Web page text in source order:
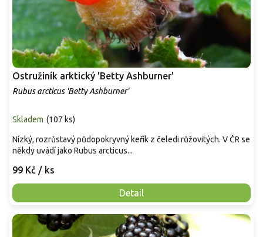
Ostružiník arktický 'Betty Ashburner'
Rubus arcticus 'Betty Ashburner'
Skladem (107 ks)
99 Kč / ks
Detail
Nízký, rozrůstavý půdopokryvný keřík z čeledi růžovitých. V ČR se
někdy uvádí jako Rubus arcticus...